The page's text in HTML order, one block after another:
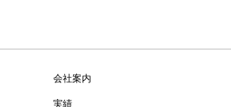
会社案内
実績